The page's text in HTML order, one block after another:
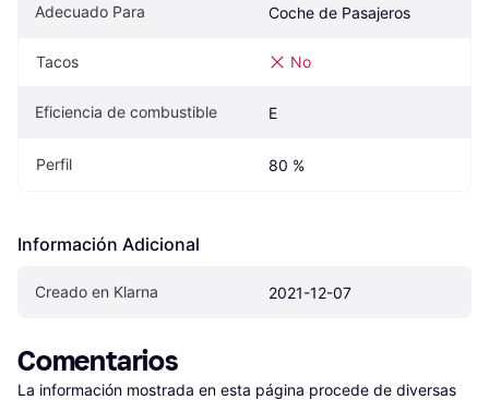
Adecuado Para Coche de Pasajeros
Tacos No
Eficiencia de combustible E
Perfil 80 %
Información Adicional
Creado en Klarna 2021-12-07
Comentarios
La información mostrada en esta página procede de diversas